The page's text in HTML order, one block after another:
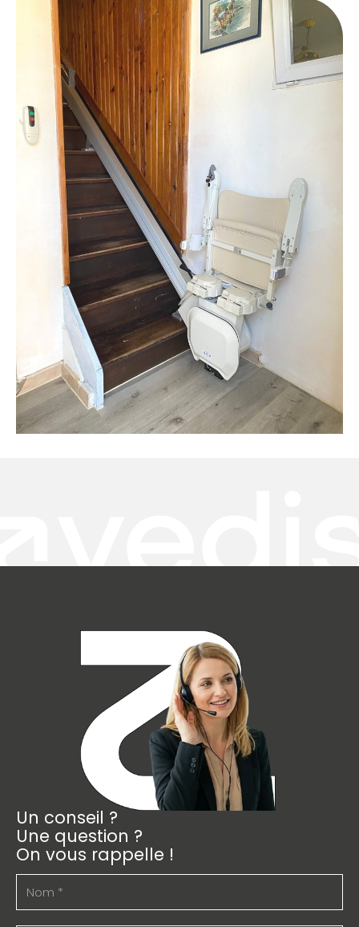
Un conseil ?
Une question ?
On vous rappelle !
Nom (Nécessaire)